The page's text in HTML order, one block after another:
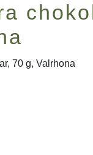
70 g, Valrhona